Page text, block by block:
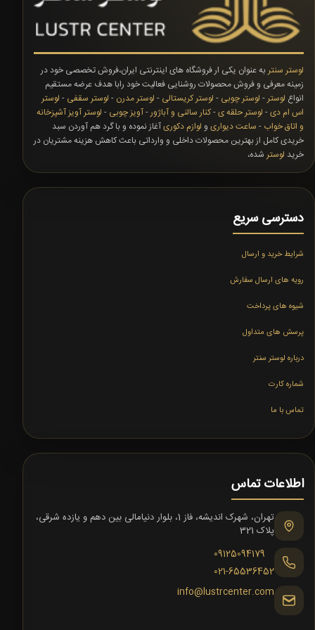
لوستر سنتر به عنوان یکی ار فروشگاه های اینترنتی ایران،فروش تخصصی خود در
زمینه معرفی و فروش محصولات روشنایی فعالیت خود رابا هدف عرضه مستقیم
انواع لوستر - لوستر چوبی - لوستر کریستالی - لوستر مدرن - لوستر سقفی - لوستر
اس ام دی- لوستر حلقه ی-کنار سالنی و آباژور-آویز چوبی - لوستر آویز آشپزخانه
و اتاق خواب - ساعت دیواری و لوازم دکوریآغاز نموده و با گرد هم آوردن سبد
خریدی کامل از بهترین محصولات داخلی و وارداتی باعث کاهش هزینه مشتریان در
خرید لوستر شده،
دسترسی سریع
شرایط خرید و ارسال
رویه های ارسال سفارش
شیوه های پرداخت
پرسش های متداول
درباره لوستر سنتر
شماره کارت
تماس با ما
اطلاعات تماس
تهران، شهرک اندیشه، فاز 1، بلوار دنیامالی بین دهم و یازده شرقی،
پلاک 321
09125094179
021-65536452
info@lustrcenter.com